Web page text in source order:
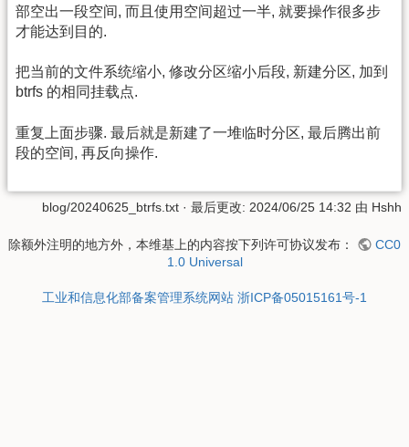
部空出一段空间, 而且使用空间超过一半, 就要操作很多步
才能达到目的.
把当前的文件系统缩小, 修改分区缩小后段, 新建分区, 加到
btrfs 的相同挂载点.
重复上面步骤. 最后就是新建了一堆临时分区, 最后腾出前
段的空间, 再反向操作.
blog/20240625_btrfs.txt · 最后更改: 2024/06/25 14:32 由 Hshh
除额外注明的地方外，本维基上的内容按下列许可协议发布：
CC0
1.0 Universal
工业和信息化部备案管理系统网站 浙ICP备05015161号-1